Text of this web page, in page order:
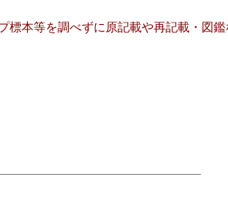
本等を調べずに原記載や再記載・図鑑